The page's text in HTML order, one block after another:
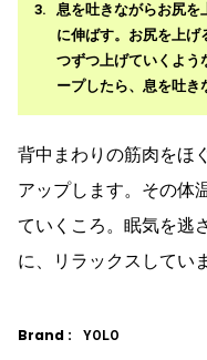
息を吐きながらお尻を
に伸ばす。お尻を上げ
つずつ上げていくよう
ープしたら、息を吐き
背中まわりの筋肉をほ
アップします。その体
ていくころ。眠気を逃
に、リラックスしてい
Brand : YOLO